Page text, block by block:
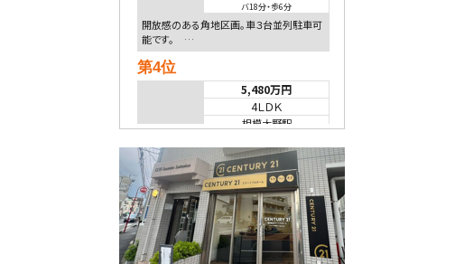
バ18分・歩6分
開放感のある角地区画。車３台並列駐車可
能です。 …
第4位
5,480万円
4ＬＤＫ
相模大野駅
２０１５年６月築、積水ハウス施工住宅で
す。 南東…
第5位
3,680万円
4ＬＤＫ
橋本駅